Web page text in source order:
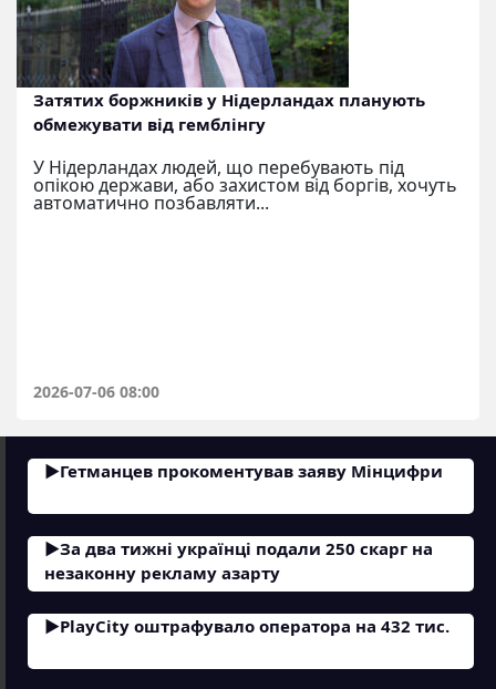
Затятих боржників у Нідерландах планують
обмежувати від гемблінгу
У Нідерландах людей, що перебувають під
опікою держави, або захистом від боргів, хочуть
автоматично позбавляти...
2026-07-06 08:00
Гетманцев прокоментував заяву Мінцифри
За два тижні українці подали 250 скарг на
незаконну рекламу азарту
PlayCity оштрафувало оператора на 432 тис.